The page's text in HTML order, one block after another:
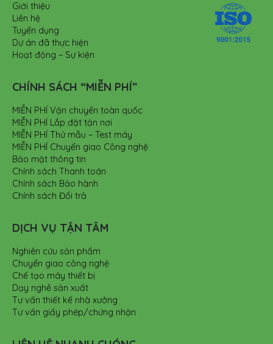
Giới thiệu
Liên hệ
Tuyển dụng
Dự án đã thực hiện
Hoạt động – Sự kiện
CHÍNH SÁCH “MIỄN PHÍ”
MIỄN PHÍ Vận chuyển toàn quốc
MIỄN PHÍ Lắp đặt tận nơi
MIỄN PHÍ Thử mẫu – Test máy
MIỄN PHÍ Chuyển giao Công nghệ
Bảo mật thông tin
Chính sách Thanh toán
Chính sách Bảo hành
Chính sách Đổi trả
DỊCH VỤ TẬN TÂM
Nghiên cứu sản phẩm
Chuyển giao công nghệ
Chế tạo máy thiết bị
Dạy nghề sản xuất
Tư vấn thiết kế nhà xưởng
Tư vấn giấy phép/chứng nhận